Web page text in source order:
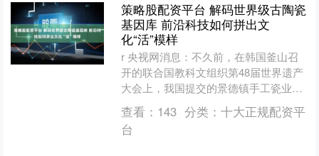
策略股配资平台 解码世界级古陶瓷
基因库 前沿科技如何拼出文
化“活”模样
r 央视网消息：不久前，在韩国釜山召
开的联合国教科文组织第48届世界遗产
大会上，我国提交的景德镇手工瓷业遗
存项目申遗成功。窑火夜夜明，瓷器日
日出，景德镇这座自1....
查看： 143 分类： 十大正规配资平
台